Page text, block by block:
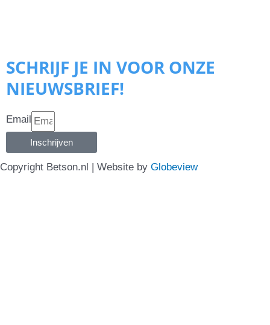
SCHRIJF JE IN VOOR ONZE
NIEUWSBRIEF!
Email
Inschrijven
Copyright Betson.nl | Website by Globeview